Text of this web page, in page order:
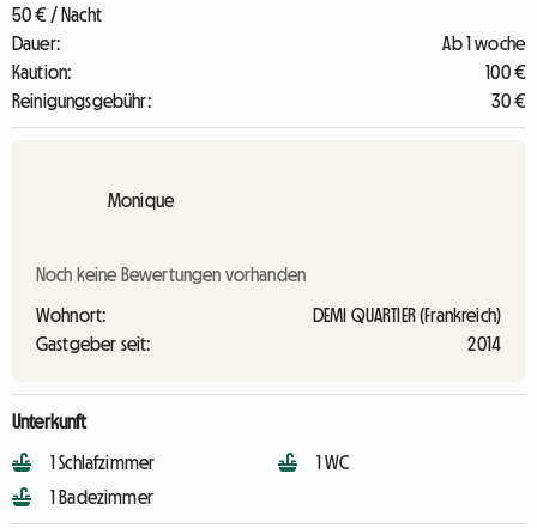
50 € / Nacht
Dauer:
Ab 1 woche
Kaution:
100 €
Reinigungsgebühr:
30 €
Monique
Noch keine Bewertungen vorhanden
Wohnort:
DEMI QUARTIER (Frankreich)
Gastgeber seit:
2014
Unterkunft
1 Schlafzimmer
1 Badezimmer
1 WC